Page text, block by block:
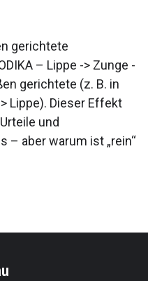
gerichtete
– Lippe -> Zunge -
gerichtete (z. B. in
Lippe). Dieser Effekt
und
– aber warum ist „rein“